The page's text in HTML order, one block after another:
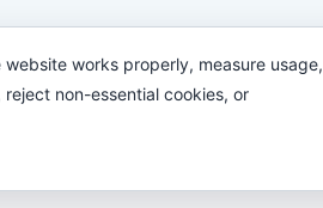
works properly, measure usage,
non-essential cookies, or